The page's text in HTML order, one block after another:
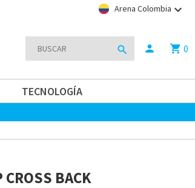
Arena Colombia keyboard_arrow_down
search person shopping_cart 0
TECNOLOGÍA
CROSS BACK